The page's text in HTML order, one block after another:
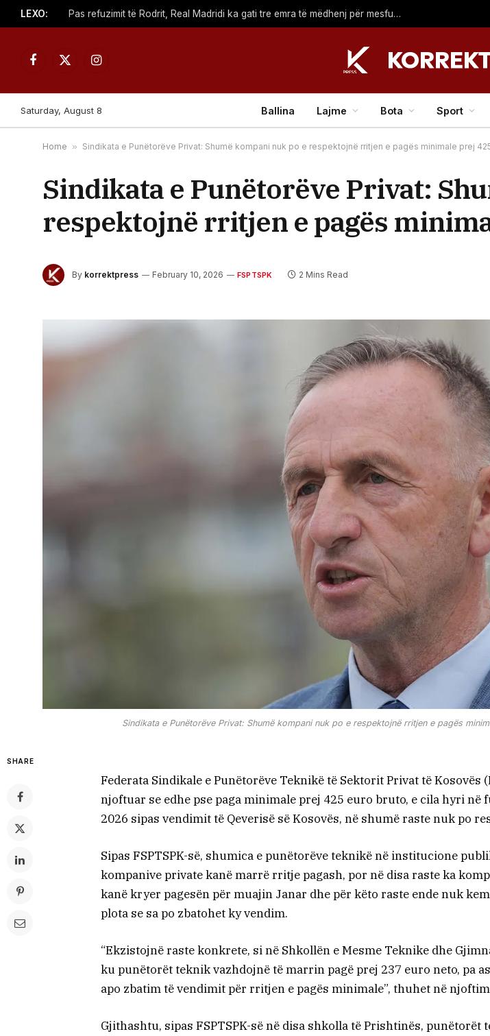
LEXO: Pas refuzimit të Rodrit, Real Madridi ka gati tre emra të mëdhenj për mesfushën
Facebook
X
Instagram
Saturday, August 8 Ballina Lajme Bota Sport
Home » Sindikata e Punëtorëve Privat: Shumë kompani nuk po e respektojnë rritjen e pagës minimale prej
Sindikata e Punëtorëve Privat:
respektojnë rritjen e pagës
By korrektpress February 10, 2026 FSPTSPK 2 Mins Read
Sindikata e Punëtorëve Privat: Shumë kompani nuk po e respektojnë rritjen e pagës
SHARE
Federata Sindikale e Punëtorëve Teknikë të Sektorit Privat të Kosovës
njoftuar se edhe pse paga minimale prej 425 euro bruto, e cila hyri në
2026 sipas vendimit të Qeverisë së Kosovës, në shumë raste nuk po
Sipas FSPTSPK-së, shumica e punëtorëve teknikë në institucione
kompanive private kanë marrë rritje pagash, por në disa raste ka
kanë kryer pagesën për muajin Janar dhe për këto raste ende nuk
plota se sa po zbatohet ky vendim.
“Ekzistojnë raste konkrete, si në Shkollën e Mesme Teknike dhe
ku punëtorët teknik vazhdojnë të marrin pagë prej 237 euro neto, pa
apo zbatim të vendimit për rritjen e pagës minimale”, thuhet në
Gjithashtu, sipas FSPTSPK-së në disa shkolla të Prishtinës, punëtorët